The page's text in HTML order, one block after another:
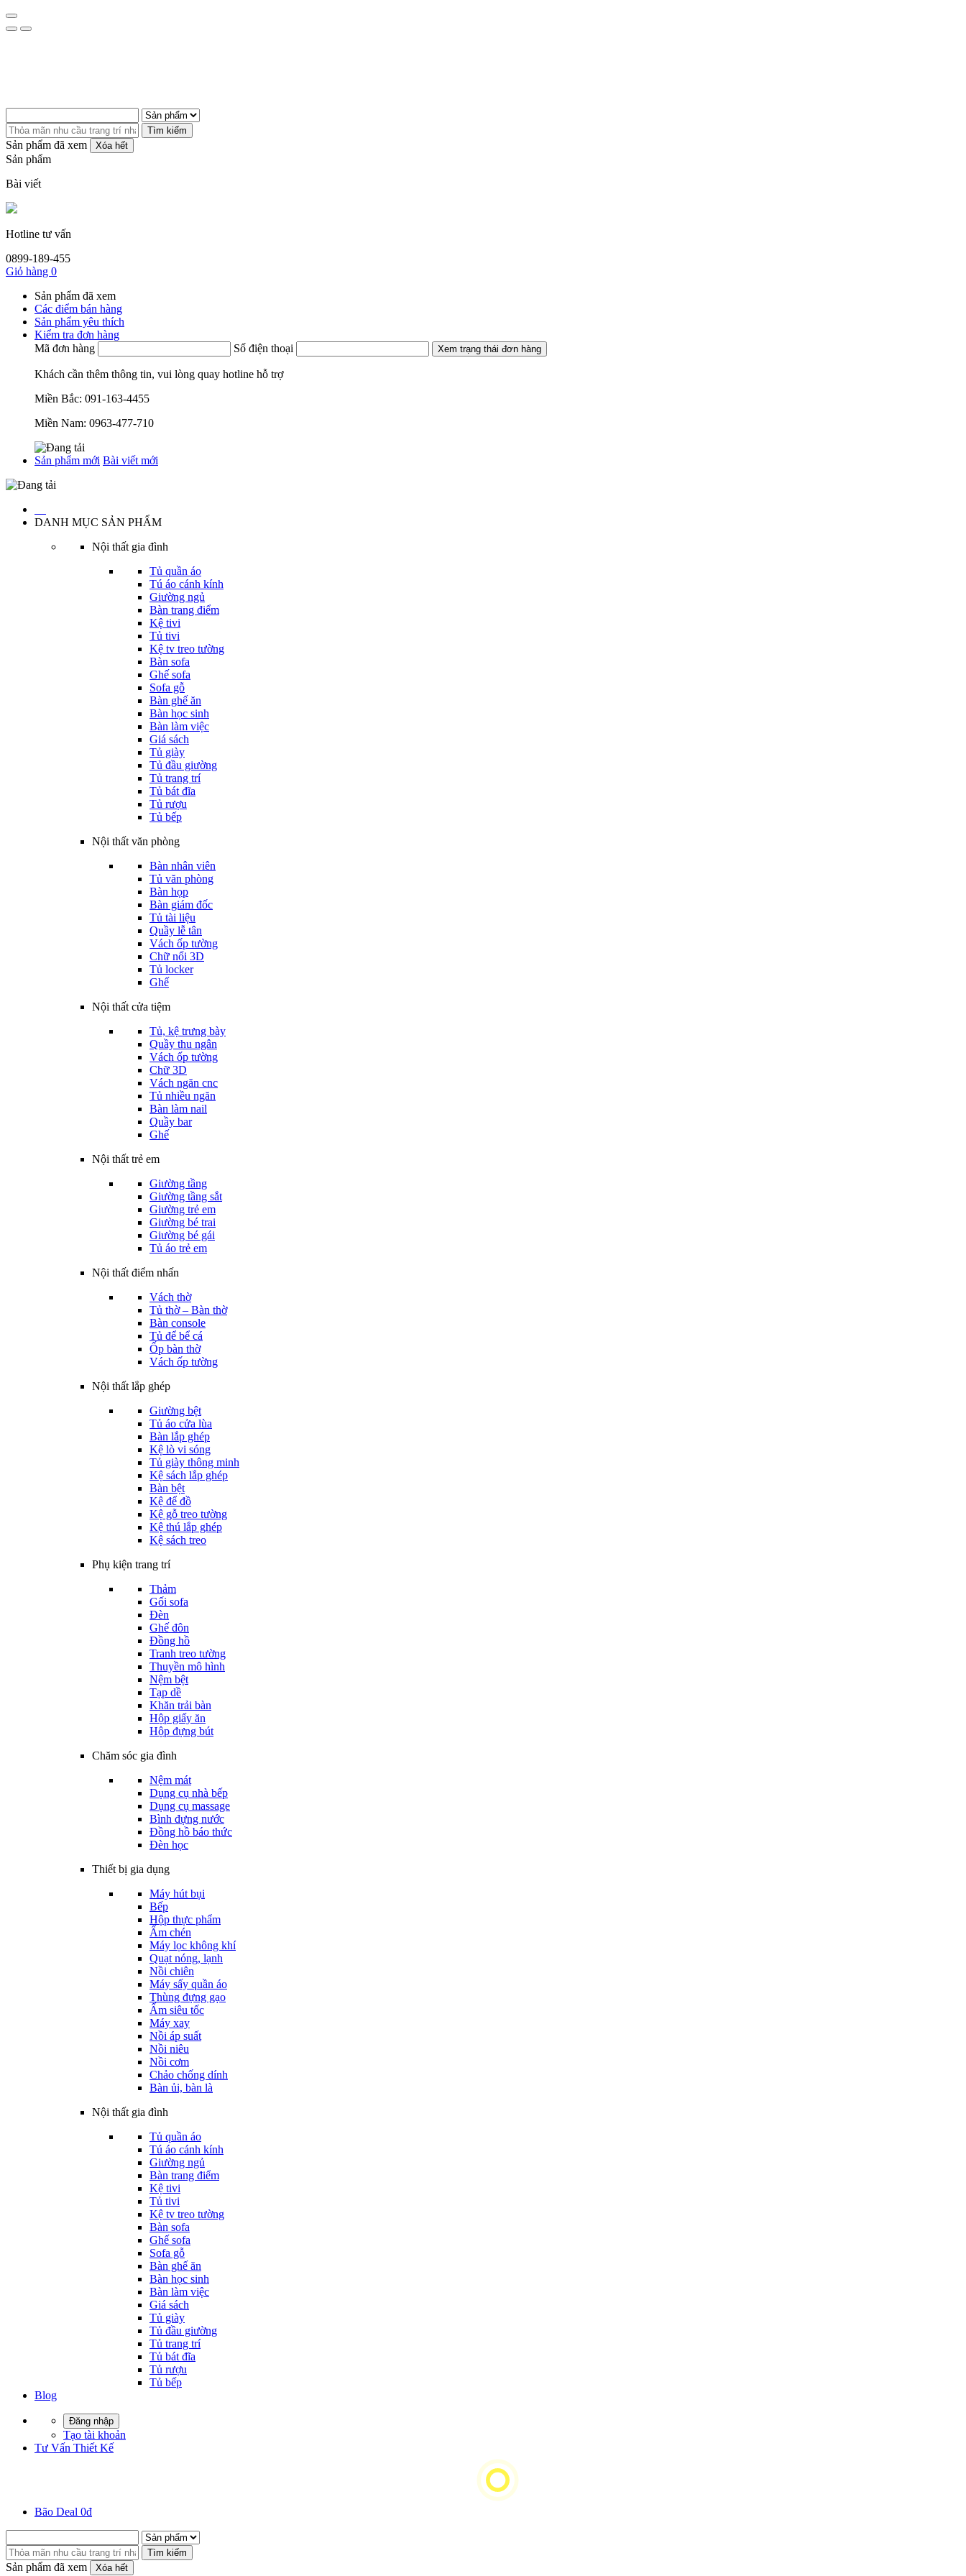
Tìm kiếm
Sản phẩm đã xem Xóa hết
Sản phẩm
Bài viết
Hotline tư vấn
0899-189-455
Giỏ hàng 0
Sản phẩm đã xem
Các điểm bán hàng
Sản phẩm yêu thích
Kiểm tra đơn hàng
Mã đơn hàng
Số điện thoại Xem trạng thái đơn hàng
Khách cần thêm thông tin, vui lòng quay hotline hỗ trợ
Miền Bắc: 091-163-4455
Miền Nam: 0963-477-710
Sản phẩm mới Bài viết mới
DANH MỤC SẢN PHẨM
Nội thất gia đình
Tủ quần áo
Tú áo cánh kính
Giường ngủ
Bàn trang điểm
Kệ tivi
Tủ tivi
Kệ tv treo tường
Bàn sofa
Ghế sofa
Sofa gỗ
Bàn ghế ăn
Bàn học sinh
Bàn làm việc
Giá sách
Tủ giày
Tủ đầu giường
Tủ trang trí
Tủ bát đĩa
Tủ rượu
Tủ bếp
Nội thất văn phòng
Bàn nhân viên
Tủ văn phòng
Bàn họp
Bàn giám đốc
Tủ tài liệu
Quầy lễ tân
Vách ốp tường
Chữ nổi 3D
Tủ locker
Ghế
Nội thất cửa tiệm
Tủ, kệ trưng bày
Quầy thu ngân
Vách ốp tường
Chữ 3D
Vách ngăn cnc
Tủ nhiều ngăn
Bàn làm nail
Quầy bar
Ghế
Nội thất trẻ em
Giường tầng
Giường tầng sắt
Giường trẻ em
Giường bé trai
Giường bé gái
Tủ áo trẻ em
Nội thất điểm nhấn
Vách thờ
Tủ thờ – Bàn thờ
Bàn console
Tủ để bể cá
Ốp bàn thờ
Vách ốp tường
Nội thất lắp ghép
Giường bệt
Tủ áo cửa lùa
Bàn lắp ghép
Kệ lò vi sóng
Tủ giày thông minh
Kệ sách lắp ghép
Bàn bệt
Kệ để đồ
Kệ gỗ treo tường
Kệ thú lắp ghép
Kệ sách treo
Phụ kiện trang trí
Thảm
Gối sofa
Đèn
Ghế đôn
Đồng hồ
Tranh treo tường
Thuyền mô hình
Nệm bệt
Tạp dề
Khăn trải bàn
Hộp giấy ăn
Hộp đựng bút
Chăm sóc gia đình
Nệm mát
Dụng cụ nhà bếp
Dụng cụ massage
Bình đựng nước
Đồng hồ báo thức
Đèn học
Thiết bị gia dụng
Máy hút bụi
Bếp
Hộp thực phẩm
Ấm chén
Máy lọc không khí
Quạt nóng, lạnh
Nồi chiên
Máy sấy quần áo
Thùng đựng gạo
Ấm siêu tốc
Máy xay
Nồi áp suất
Nồi niêu
Nồi cơm
Chảo chống dính
Bàn ủi, bàn là
Nội thất gia đình
Tủ quần áo
Tú áo cánh kính
Giường ngủ
Bàn trang điểm
Kệ tivi
Tủ tivi
Kệ tv treo tường
Bàn sofa
Ghế sofa
Sofa gỗ
Bàn ghế ăn
Bàn học sinh
Bàn làm việc
Giá sách
Tủ giày
Tủ đầu giường
Tủ trang trí
Tủ bát đĩa
Tủ rượu
Tủ bếp
Blog
Đăng nhập
Tạo tài khoản
Tư Vấn Thiết Kế
Bão Deal 0đ
Tìm kiếm
Sản phẩm đã xem Xóa hết